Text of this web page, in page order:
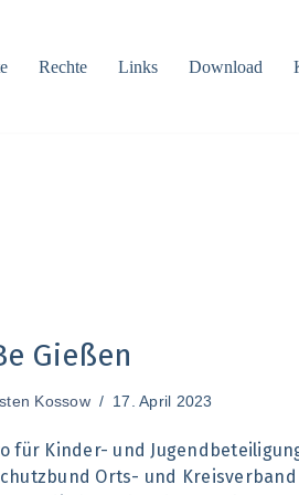
Rechte Links Download
Gießen
Kossow 17. April 2023
für Kinder- und
Orts- und Kreisverband